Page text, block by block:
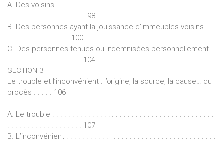
A. Des voisins . . . . . . . . . . . . . . . . . . . . . . . . . . . . . . . . . . . . . . . .
. . . . . . . . . . . . . . . . . . . . 98
B. Des personnes ayant la jouissance d’immeubles voisins . . .
. . . . . . . . . . . . . . . . 100
C. Des personnes tenues ou indemnisées personnellement .
. . . . . . . . . . . . . . . . . . . 104
SECTION 3
Le trouble et l’inconvénient : l’origine, la source, la cause… du
procès . . . . . 106
A. Le trouble . . . . . . . . . . . . . . . . . . . . . . . . . . . . . . . . . . . . . . . . .
. . . . . . . . . . . . . . . . . . . 107
B. L’inconvénient . . . . . . . . . . . . . . . . . . . . . . . . . . . . . . . . . . . . . .